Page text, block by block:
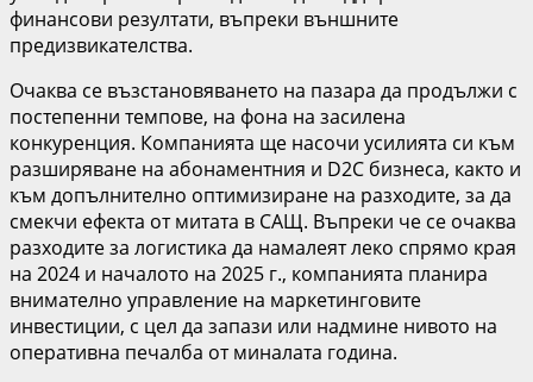
финансови резултати, въпреки външните
предизвикателства.
Очаква се възстановяването на пазара да продължи с
постепенни темпове, на фона на засилена
конкуренция. Компанията ще насочи усилията си към
разширяване на абонаментния и D2C бизнеса, както и
към допълнително оптимизиране на разходите, за да
смекчи ефекта от митата в САЩ. Въпреки че се очаква
разходите за логистика да намалеят леко спрямо края
на 2024 и началото на 2025 г., компанията планира
внимателно управление на маркетинговите
инвестиции, с цел да запази или надмине нивото на
оперативна печалба от миналата година.